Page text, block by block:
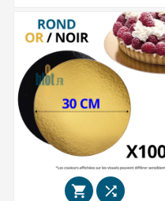
 